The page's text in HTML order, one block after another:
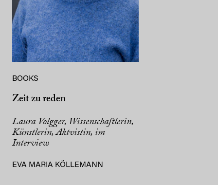
BOOKS
Zeit zu reden
Laura Volgger, Wissenschaftlerin,
Künstlerin, Aktvistin, im
Interview
EVA MARIA KÖLLEMANN